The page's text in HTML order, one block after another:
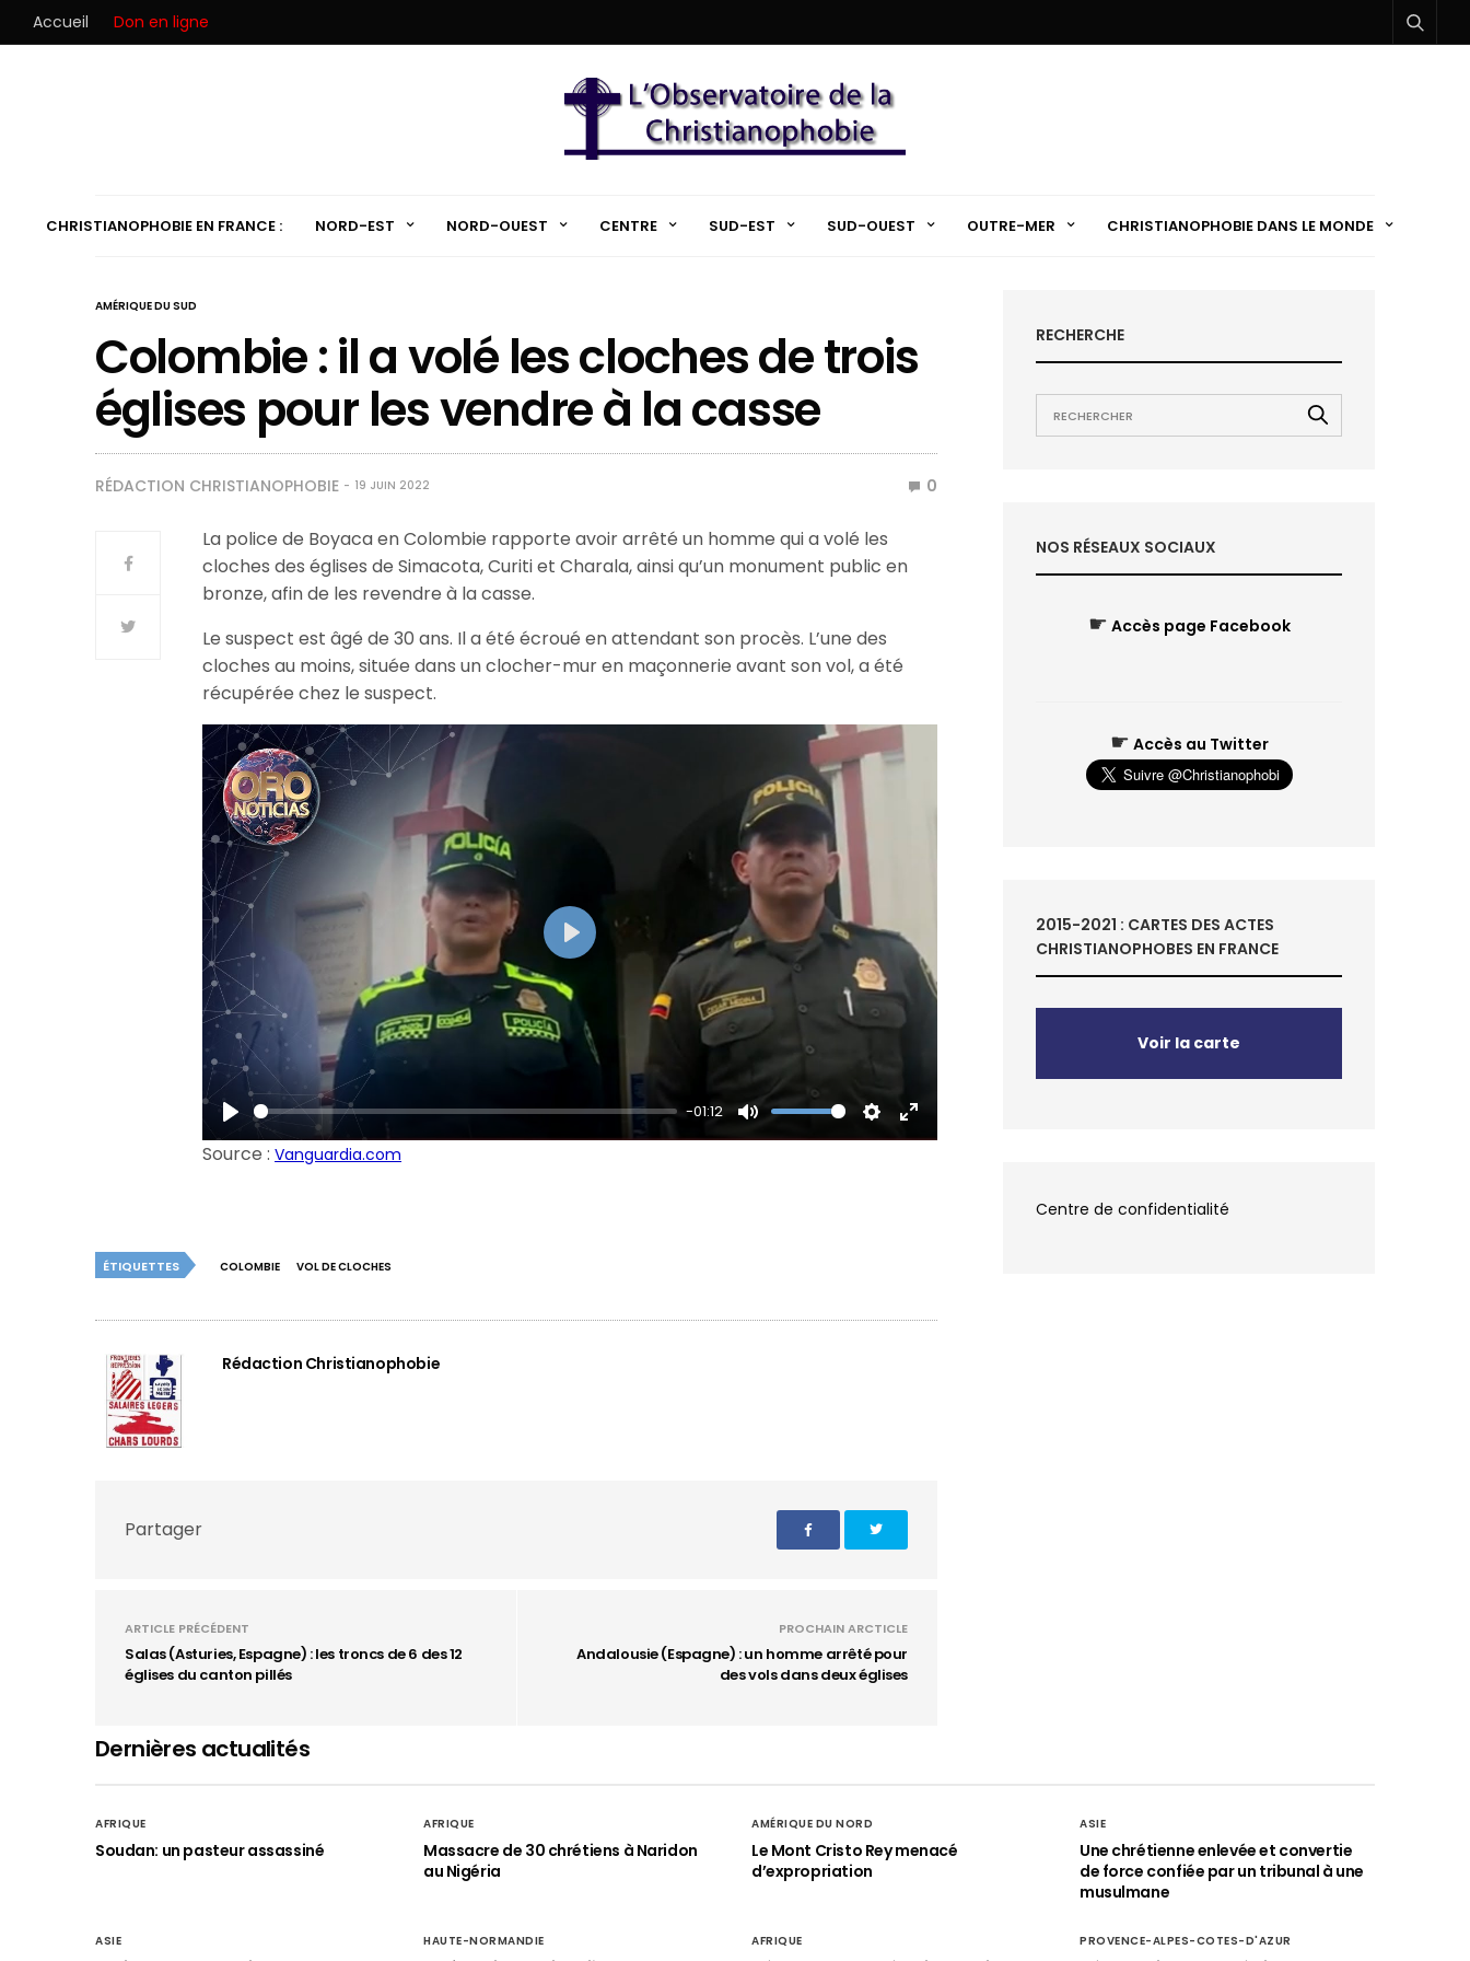
Accueil Don en ligne
CHRISTIANOPHOBIE EN FRANCE : NORD-EST NORD-OUEST CENTRE SUD-EST SUD-OUEST OUTRE-MER CHRISTIANOPHOBIE DANS LE MONDE
AMÉRIQUE DU SUD
Colombie : il a volé les cloches de trois
églises pour les vendre à la casse
RÉDACTION CHRISTIANOPHOBIE 19 JUIN 2022 0
La police de Boyaca en Colombie rapporte avoir arrêté un homme qui a volé les
cloches des églises de Simacota, Curiti et Charala, ainsi qu’un monument public en
bronze, afin de les revendre à la casse.
Le suspect est âgé de 30 ans. Il a été écroué en attendant son procès. L’une des
cloches au moins, située dans un clocher-mur en maçonnerie avant son vol, a été
récupérée chez le suspect.
Play
-01:12
Mute Settings
Enter
Play
Source :Vanguardia.com
ÉTIQUETTES COLOMBIE VOL DE CLOCHES
Rédaction Christianophobie
Partager
ARTICLE PRÉCÉDENT
Salas (Asturies, Espagne) : les troncs de 6 des 12
églises du canton pillés
PROCHAIN ARCTICLE
Andalousie (Espagne) : un homme arrêté pour
des vols dans deux églises
RECHERCHE
NOS RÉSEAUX SOCIAUX
☛ Accès page Facebook
☛ Accès au Twitter
2015-2021 : CARTES DES ACTES
CHRISTIANOPHOBES EN FRANCE
Voir la carte
Centre de confidentialité
Dernières actualités
AFRIQUE
Soudan: un pasteur assassiné
AFRIQUE
Massacre de 30 chrétiens à Naridon
au Nigéria
AMÉRIQUE DU NORD
Le Mont Cristo Rey menacé
d’expropriation
ASIE
Une chrétienne enlevée et convertie
de force confiée par un tribunal à une
musulmane
ASIE HAUTE-NORMANDIE AFRIQUE PROVENCE-ALPES-COTES-D'AZUR